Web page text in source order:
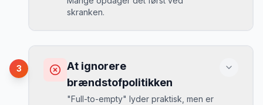
Løsning
MJ
Mikkels erfaring
“I august 2024 så jeg priserne i Oslo
stige fra 189 kr/dag til 349 kr/dag på
skranken.
Ved selv en mindre skade kan du blive
opkrævet tusindvis af kroner.
3
At ignorere
brændstofpolitikken
"Full-to-empty" lyder praktisk, men er